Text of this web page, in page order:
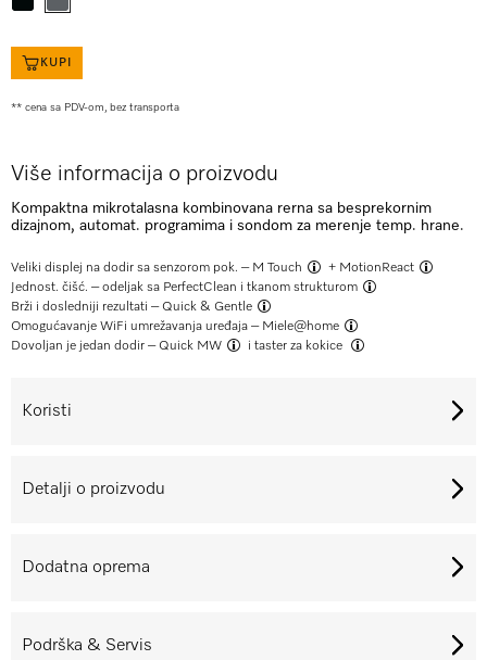
KUPI
** cena sa PDV-om, bez transporta
Više informacija o proizvodu
Kompaktna mikrotalasna kombinovana rerna sa besprekornim
dizajnom, automat. programima i sondom za merenje temp. hrane.
Veliki displej na dodir sa senzorom pok. – M Touch + MotionReact
Jednost. čišć. –odeljak sa PerfectClean i tkanom strukturom
Brži i dosledniji rezultati – Quick & Gentle
Omogućavanje WiFi umrežavanja uređaja – Miele@home
Dovoljan je jedan dodir – Quick MW i taster za kokice
Koristi
Detalji o proizvodu
Dodatna oprema
Podrška & Servis